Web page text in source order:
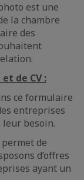
est une
la chambre
des
de CV :
ce formulaire
entreprises
besoin.
de
d’offres
ayant un